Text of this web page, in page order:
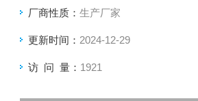
厂商性质： 生产厂家
更新时间： 2024-12-29
访 问 量： 1921